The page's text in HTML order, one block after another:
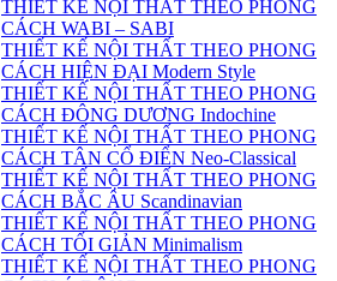
THIẾT KẾ NỘI THẤT THEO PHONG
CÁCH WABI – SABI
THIẾT KẾ NỘI THẤT THEO PHONG
CÁCH HIỆN ĐẠI Modern Style
THIẾT KẾ NỘI THẤT THEO PHONG
CÁCH ĐÔNG DƯƠNG Indochine
THIẾT KẾ NỘI THẤT THEO PHONG
CÁCH TÂN CỔ ĐIỂN Neo-Classical
THIẾT KẾ NỘI THẤT THEO PHONG
CÁCH BẮC ÂU Scandinavian
THIẾT KẾ NỘI THẤT THEO PHONG
CÁCH TỐI GIẢN Minimalism
THIẾT KẾ NỘI THẤT THEO PHONG